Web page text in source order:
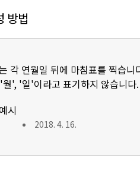
방법
각 연월일 뒤에 마침표를 찍습니
', '일'이라고 표기하지 않습니다.
예시
2018. 4. 16.